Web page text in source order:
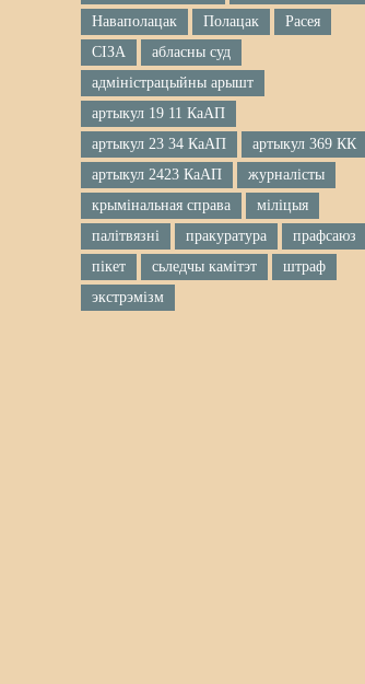
Наваполацак
Полацак
Расея
СІЗА
абласны суд
адміністрацыйны арышт
артыкул 19 11 КаАП
артыкул 23 34 КаАП
артыкул 369 КК
артыкул 2423 КаАП
журналісты
крымінальная справа
міліцыя
палітвязні
пракуратура
прафсаюз
пікет
сьледчы камітэт
штраф
экстрэмізм